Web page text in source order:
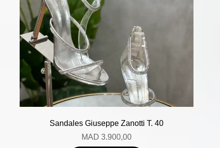
Sandales Giuseppe Zanotti T. 40
MAD 3.900,00